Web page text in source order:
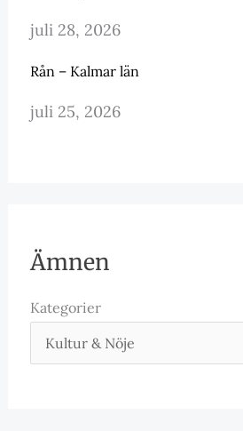
juli 28, 2026
Rån – Kalmar län
juli 25, 2026
Ämnen
Kategorier